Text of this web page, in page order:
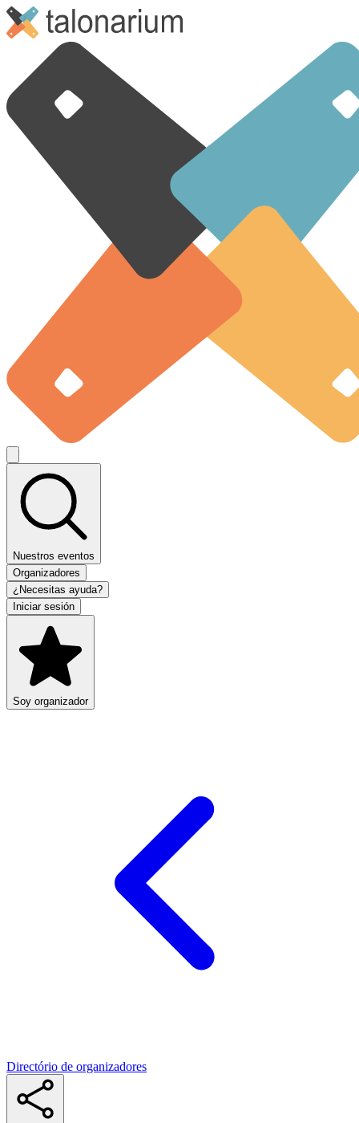
Nuestros eventos
Organizadores
¿Necesitas ayuda?
Iniciar sesión
Soy organizador
Directório de organizadores